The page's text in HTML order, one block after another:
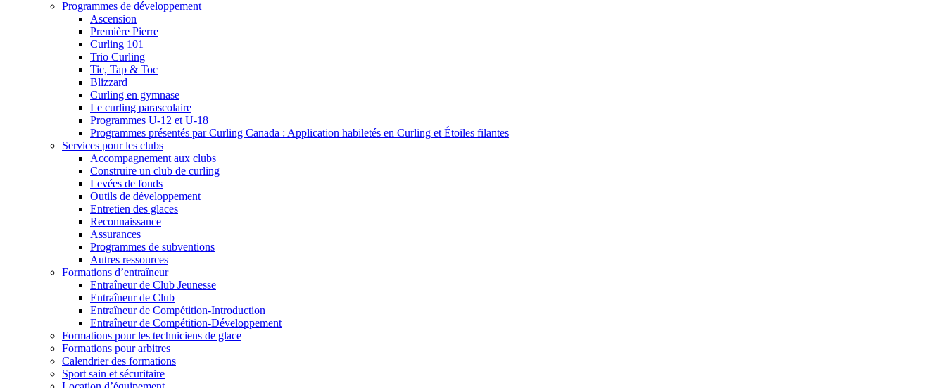
Programmes de développement
Ascension
Première Pierre
Curling 101
Trio Curling
Tic, Tap & Toc
Blizzard
Curling en gymnase
Le curling parascolaire
Programmes U-12 et U-18
Programmes présentés par Curling Canada : Application habiletés en Curling et Étoiles filantes
Services pour les clubs
Accompagnement aux clubs
Construire un club de curling
Levées de fonds
Outils de développement
Entretien des glaces
Reconnaissance
Assurances
Programmes de subventions
Autres ressources
Formations d’entraîneur
Entraîneur de Club Jeunesse
Entraîneur de Club
Entraîneur de Compétition-Introduction
Entraîneur de Compétition-Développement
Formations pour les techniciens de glace
Formations pour arbitres
Calendrier des formations
Sport sain et sécuritaire